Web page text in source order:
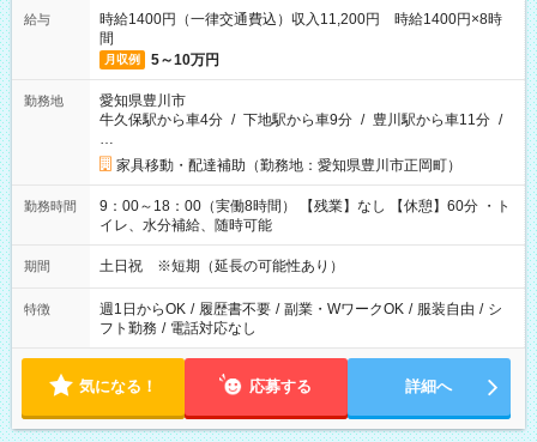
給与
時給1400円（一律交通費込）収入11,200円 時給1400円×8時
間
月収例 5～10万円
勤務地
愛知県豊川市
牛久保駅から車4分 / 下地駅から車9分 / 豊川駅から車11分 /
…
家具移動・配達補助（勤務地：愛知県豊川市正岡町）
勤務時間
9：00～18：00（実働8時間） 【残業】なし 【休憩】60分 ・ト
イレ、水分補給、随時可能
期間 土日祝 ※短期（延長の可能性あり）
特徴 週1日からOK / 履歴書不要 / 副業・WワークOK / 服装自由 / シ
フト勤務 / 電話対応なし
気になる！ 応募する 詳細へ